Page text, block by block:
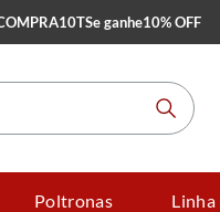
e ganhe10% OFF
Poltronas Linha